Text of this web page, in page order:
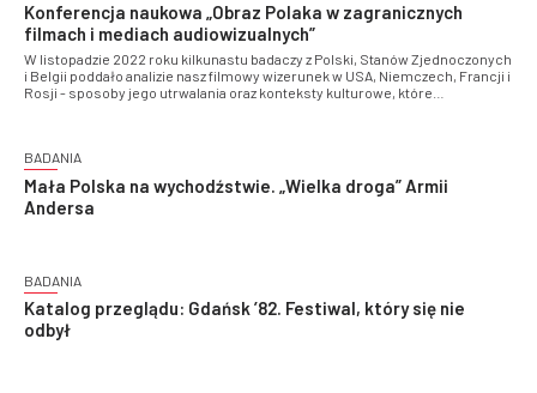
Konferencja naukowa „Obraz Polaka w zagranicznych
filmach i mediach audiowizualnych”
W listopadzie 2022 roku kilkunastu badaczy z Polski, Stanów Zjednoczonych
i Belgii poddało analizie nasz filmowy wizerunek w USA, Niemczech, Francji i
Rosji - sposoby jego utrwalania oraz konteksty kulturowe, które
BADANIA
Mała Polska na wychodźstwie. „Wielka droga” Armii
Andersa
BADANIA
Katalog przeglądu: Gdańsk ’82. Festiwal, który się nie
odbył